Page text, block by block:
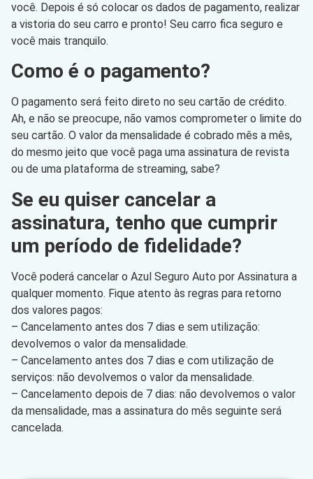
você. Depois é só colocar os dados de pagamento, realizar
a vistoria do seu carro e pronto! Seu carro fica seguro e
você mais tranquilo.
Como é o pagamento?
O pagamento será feito direto no seu cartão de crédito.
Ah, e não se preocupe, não vamos comprometer o limite do
seu cartão. O valor da mensalidade é cobrado mês a mês,
do mesmo jeito que você paga uma assinatura de revista
ou de uma plataforma de streaming, sabe?
Se eu quiser cancelar a
assinatura, tenho que cumprir
um período de fidelidade?
Você poderá cancelar o Azul Seguro Auto por Assinatura a
qualquer momento. Fique atento às regras para retorno
dos valores pagos:
– Cancelamento antes dos 7 dias e sem utilização:
devolvemos o valor da mensalidade.
– Cancelamento antes dos 7 dias e com utilização de
serviços: não devolvemos o valor da mensalidade.
– Cancelamento depois de 7 dias: não devolvemos o valor
da mensalidade, mas a assinatura do mês seguinte será
cancelada.